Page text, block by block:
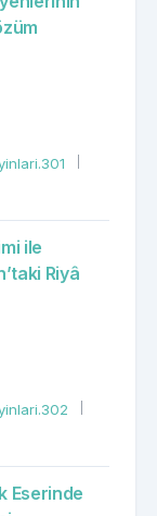
ile
Riyâ
Eserinde